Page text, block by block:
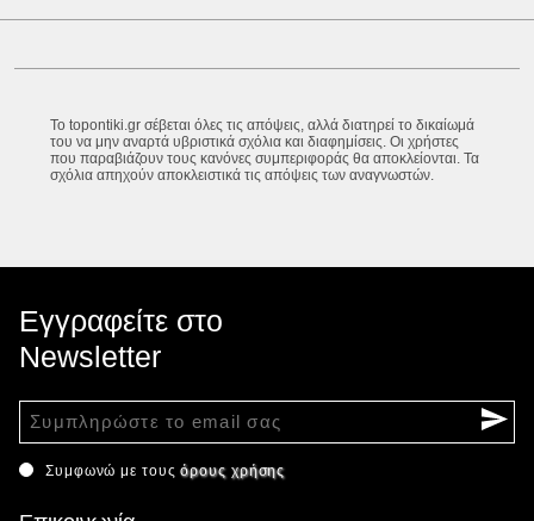
Το topontiki.gr σέβεται όλες τις απόψεις, αλλά διατηρεί το δικαίωμά
του να μην αναρτά υβριστικά σχόλια και διαφημίσεις. Οι χρήστες
που παραβιάζουν τους κανόνες συμπεριφοράς θα αποκλείονται. Τα
σχόλια απηχούν αποκλειστικά τις απόψεις των αναγνωστών.
Εγγραφείτε στο
Newsletter
Συμφωνώ με τουςόρους χρήσης